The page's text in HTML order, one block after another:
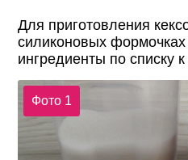
Для приготовления
силиконовых формочках
ингредиенты по списку к
Фото 1